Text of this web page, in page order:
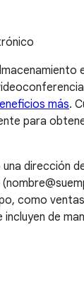
más.
para
una dirección
como
de